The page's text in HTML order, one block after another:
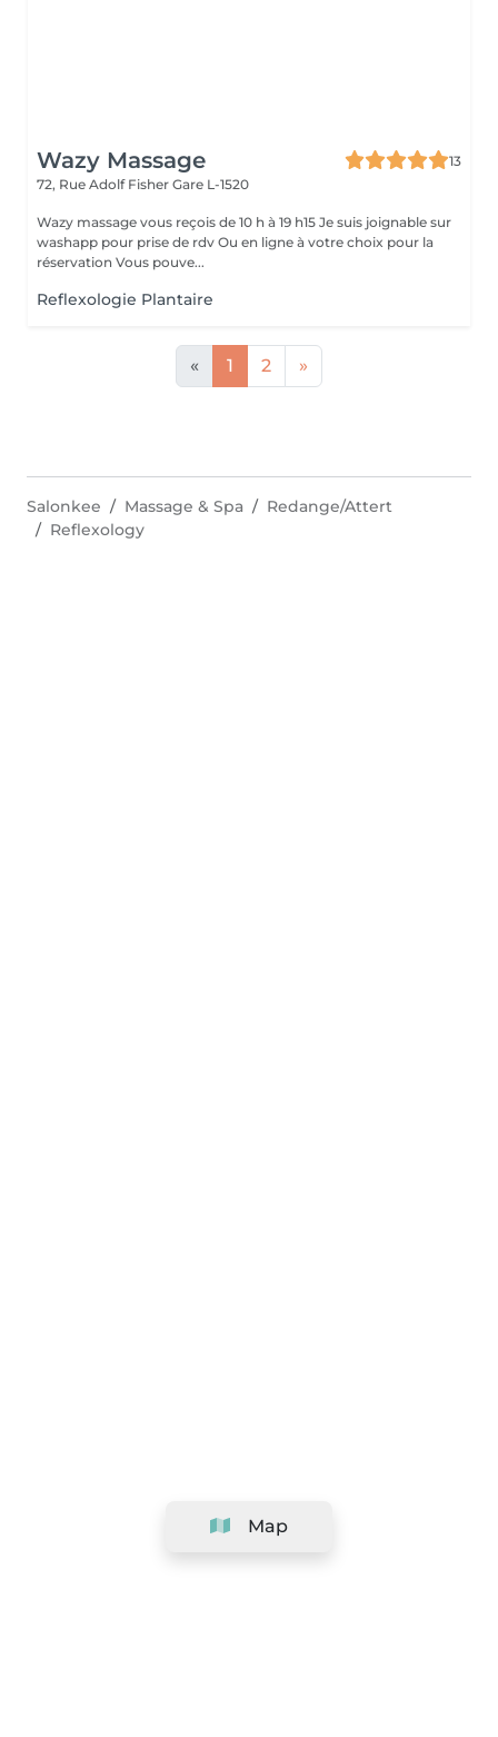
Wazy Massage
13
72, Rue Adolf Fisher Gare L-1520
Wazy massage vous reçois de 10 h à 19 h15 Je suis joignable sur
washapp pour prise de rdv Ou en ligne à votre choix pour la
réservation Vous pouve...
Reflexologie Plantaire
« 1 2 »
Map
Salonkee Massage & Spa
Redange/Attert
Reflexology